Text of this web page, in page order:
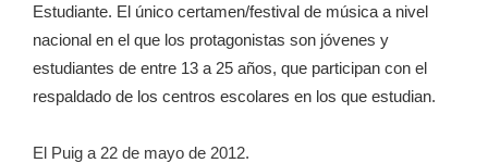
Estudiante. El único certamen/festival de música a nivel
nacional en el que los protagonistas son jóvenes y
estudiantes de entre 13 a 25 años, que participan con el
respaldado de los centros escolares en los que estudian.
El Puig a 22 de mayo de 2012.